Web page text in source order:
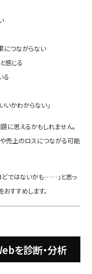
につながらない
感じる
る
いかわからない」
に思えるかもしれません。
や売上のロスにつながる可能
どではないかも……」と思っ
すすめします。
を診断・分析